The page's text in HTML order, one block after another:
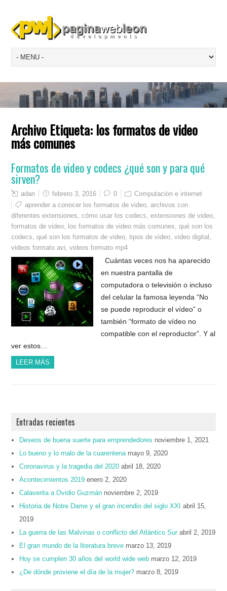
Archivo Etiqueta: los formatos de video
más comunes
Formatos de video y codecs ¿qué son y para qué
sirven?
adan febrero 3, 2016 0
Computación e internet
aprender a conocer los formatos de video ,archivos con
diferentes extensiones ,cómo usar los codecs ,extensiones de video
formatos de video
los formatos de video más comunes ,qué son los
codecs ,qué son los formatos de video ,tipos de video ,video digital
videos formato avi ,videos formato mp4
Cuántas veces nos ha aparecido
en nuestra pantalla de
computadora o televisión o incluso
del celular la famosa leyenda “No
se puede reproducir el vídeo” o
también “formato de vídeo no
compatible con el reproductor”. Y al
ver estos…
LEER MÁS
Entradas recientes
Deseos de buena suerte para emprendedores noviembre 1, 2021
Lo bueno y lo malo de la cuarentena mayo 9, 2020
Coronavirus y la tragedia del 2020 abril 18, 2020
Acontecimientos 2019 enero 2, 2020
Calaverita a Ovidio Guzmán noviembre 2, 2019
Historia de Notre Dame y el gran incendio del siglo XXI
abril 15,
2019
La guerra de las Malvinas o conflicto del Atlántico Sur abril 2, 2019
El gran mundo de la literatura breve marzo 13, 2019
Hoy se cumplen 30 años del world wide web marzo 12, 2019
¿De dónde proviene el día de la mujer? marzo 8, 2019